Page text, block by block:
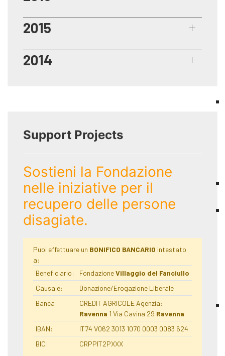
2015
2014
Support Projects
Sostieni la Fondazione
nelle iniziative per il
recupero delle persone
disagiate.
Puoi effettuare un BONIFICO BANCARIO intestato
a:
Beneficiario:
FondazioneVillaggio del Fanciullo
Causale:
Donazione/Erogazione Liberale
Banca:
CREDIT AGRICOLE Agenzia:
Ravenna 1 Via Cavina 29 Ravenna
IBAN:
IT74 V062 3013 1070 0003 0083 624
BIC:
CRPPIT2PXXX